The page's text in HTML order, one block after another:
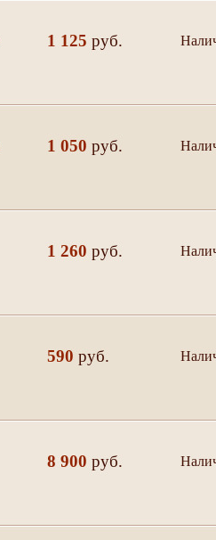
1 125 руб.
1 050 руб.
1 260 руб.
590 руб.
8 900 руб.